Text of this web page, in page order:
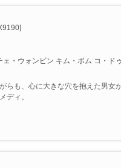
・ウォンビン キム・ボム コ・ド
らも、心に大きな穴を抱えた男女
ディ。